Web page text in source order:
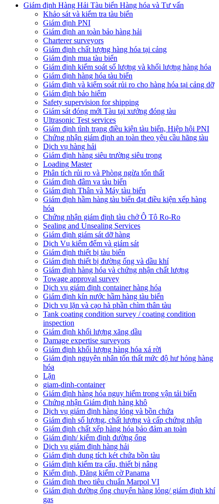
Giám định Hàng Hải Tàu biển Hàng hóa và Tư vấn
Khảo sát và kiểm tra tàu biển
Giám định PNI
Giám định an toàn bảo hàng hải
Charterer surveyors
Giám định chất lượng hàng hóa tại cảng
​Giám định mua tàu biển
Giám định kiểm soát số lượng và khối lượng hàng hóa
Giám định hàng hóa tàu biển
Giám định và kiểm soát rủi ro cho hàng hóa tại cảng dỡ
Giám định bảo hiểm
Safety supervision for shipping
Giám sát đóng mới Tàu tại xưởng đóng tàu
Ultrasonic Test services
Giám định tình trạng điều kiện tàu biển, Hiệp hội PNI
Chứng nhận giám định an toàn theo yêu cầu hãng tàu
Dịch vụ hàng hải
Giám định hàng siêu trường siêu trọng
Loading Master
Phân tích rủi ro và Phòng ngừa tổn thất
​Giám định đâm va tàu biển
Giám định Thân và Máy tàu biển
​Giám định hầm hàng tàu biển đạt điều kiện xếp hàng
hóa
Chứng nhận giám định tàu chở Ô Tô Ro-Ro
Sealing and Unsealing Services
Giám định giám sát dỡ hàng
Dịch Vụ kiểm đếm và giám sát
Giám định thiết bị tàu biển
Giám định thiết bị đường ống và dầu khí
Giám định hàng hóa và chứng nhận chất lượng
Towage approval survey
Dịch vụ giám định container hàng hóa
Giám định kín nước hầm hàng tàu biển
Dịch vụ lặn và cạo hà phần chìm thân tàu
Tank coating condition survey / coating condition
inspection
Giám định khối lượng xăng dầu
Damage expertise surveyors
Giám định khối lượng hàng hóa xá rời
Giám định nguyên nhân tổn thất mức độ hư hỏng hàng
hóa
Lặn
giam-dinh-container
Giám định hàng hóa nguy hiểm trong vận tải biển
Chứng nhận Giám định hàng khô
Dịch vụ giám định hàng lỏng và bồn chứa
Giám định số lượng, chất lượng và cấp chứng nhận
Giám định chất xếp hàng hóa bảo đảm an toàn
Giám định/ kiểm định đường ống
Dịch vụ giám định hàng hải
Giám định dung tích két chứa bồn tàu
Giám định kiểm tra cẩu, thiết bị nâng
Kiểm định, Đăng kiểm cờ Panama
Giám định theo tiêu chuẩn Marpol VI
Giám định đường ống chuyển hàng lỏng/ giám định khí
gas